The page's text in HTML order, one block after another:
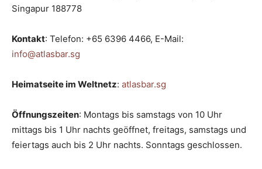
Singapur 188778
Kontakt: Telefon: +65 6396 4466, E-Mail:
info@atlasbar.sg
Heimatseite im Weltnetz: atlasbar.sg
Öffnungszeiten: Montags bis samstags von 10 Uhr
mittags bis 1 Uhr nachts geöffnet, freitags, samstags und
feiertags auch bis 2 Uhr nachts. Sonntags geschlossen.